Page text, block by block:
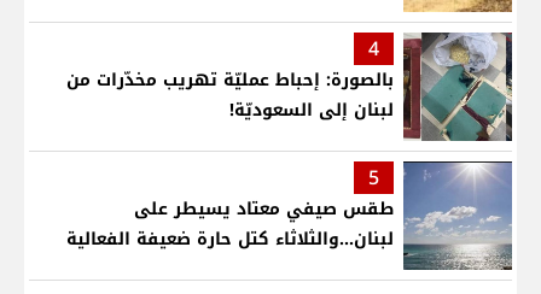
4
بالصورة: إحباط عمليّة تهريب مخدّرات من
لبنان إلى السعوديّة!
5
طقس صيفي معتاد يسيطر على
لبنان...والثلاثاء كتل حارة ضعيفة الفعالية